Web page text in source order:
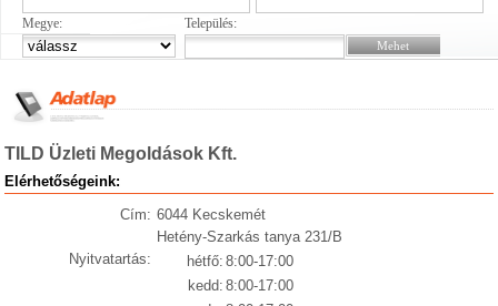
Megye: Település:
TILD Üzleti Megoldások Kft.
Elérhetőségeink:
Cím: 6044 Kecskemét
Hetény-Szarkás tanya 231/B
Nyitvatartás:
hétfő: 8:00-17:00
kedd: 8:00-17:00